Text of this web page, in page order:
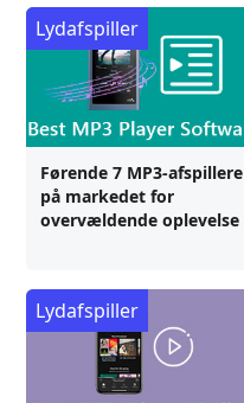
Førende 7 MP3-afspillere
på markedet for
overvældende oplevelse
Lydafspiller
Lydafspiller